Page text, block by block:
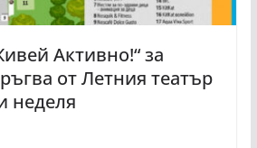
Активно!“ за
от Летния театър
неделя